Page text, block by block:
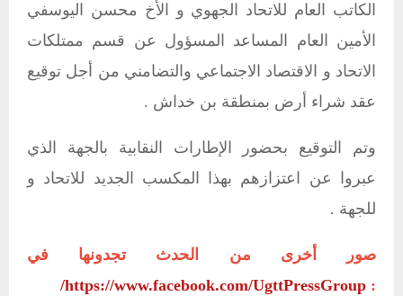
الكاتب العام للاتحاد الجهوي و الأخ محسن اليوسفي
الأمين العام المساعد المسؤول عن قسم ممتلكات
الاتحاد و الاقتصاد الاجتماعي والتضامني من أجل توقيع
عقد شراء أرض بمنطقة بن خداش .
وتم التوقيع بحضور الإطارات النقابية بالجهة الذي
عبروا عن اعتزازهم بهذا المكسب الجديد للاتحاد و
للجهة .
صور أخرى من الحدث تجدونها في
:
https://www.facebook.com/UgttPressGroup/